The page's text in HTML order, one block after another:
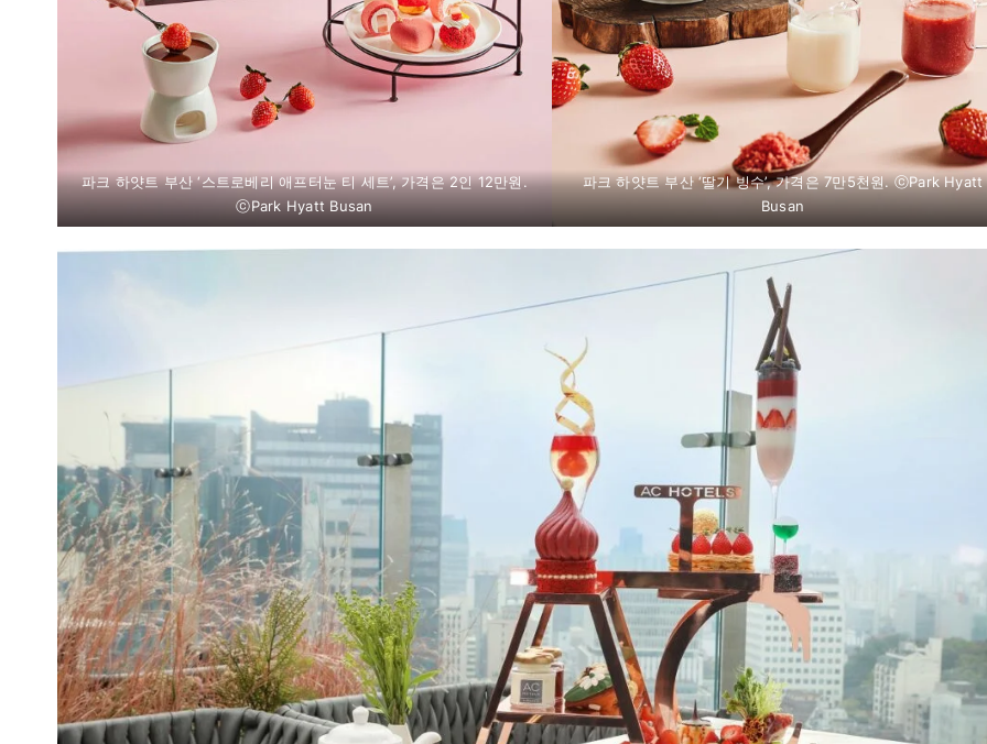
파크 하얏트 부산 ‘스트로베리 애프터눈 티 세트’, 가격은 2인 12만원.
ⓒPark Hyatt Busan
파크 하얏트 부산 ‘딸기 빙수’, 가격은 7만5천원. ⓒPark Hyatt
Busan